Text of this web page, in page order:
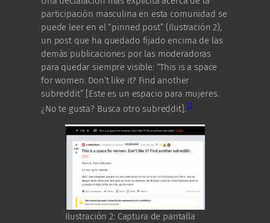
participación masculina en esta comunidad se
puede leer en el “pinned post” (Ilustración 2),
un post que ha quedado fijado encima de las
demás publicaciones por las moderadoras
para quedar siempre visible: “This is a space
for women. Don’t like it? Find another
subreddit” [Este es un espacio para mujeres.
¿No te gusta? Busca otro subreddit].12
Ilustración 2: Captura de pantalla